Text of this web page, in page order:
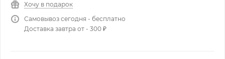
Хочу в подарок
Самовывоз сегодня - бесплатно
Доставка завтра от - 300 ₽